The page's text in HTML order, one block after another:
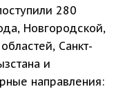
280
Новгородской,
Санкт-
и
направления: